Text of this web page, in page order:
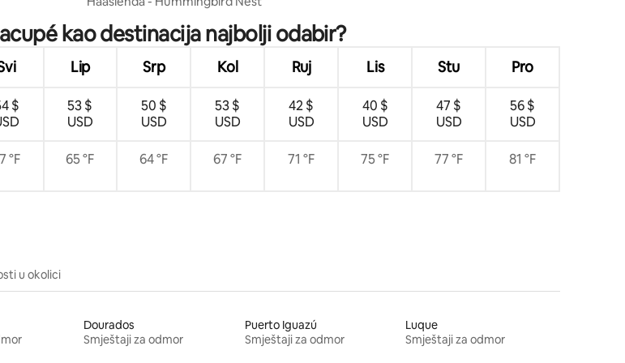
kao destinacija najbolji odabir?
Lip Srp Kol Ruj Lis Stu Pro
$
53 $
USD
50 $
USD
53 $
USD
42 $
USD
40 $
USD
47 $
USD
56 $
USD
°F 65 °F 64 °F 67 °F 71 °F 75 °F 77 °F 81 °F
u okolici
Dourados
Smještaji za odmor
Puerto Iguazú
Smještaji za odmor
Luque
Smještaji za odmor